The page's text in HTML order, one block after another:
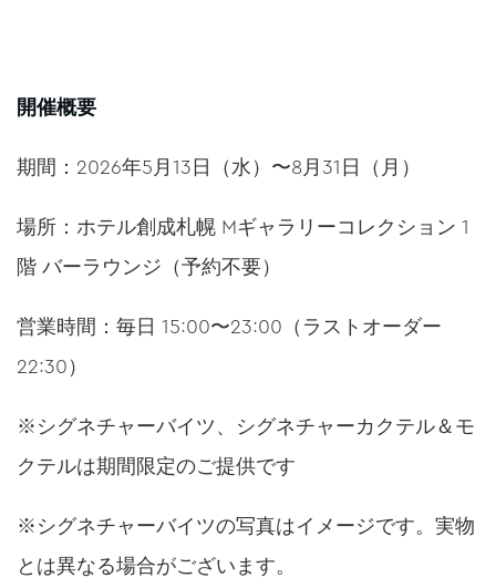
開催概要
期間：2026年5月13日（水）〜8月31日（月）
場所：ホテル創成札幌 Mギャラリーコレクション 1
階 バーラウンジ（予約不要）
営業時間：毎日 15:00〜23:00（ラストオーダー
22:30）
※シグネチャーバイツ、シグネチャーカクテル＆モ
クテルは期間限定のご提供です
※シグネチャーバイツの写真はイメージです。実物
とは異なる場合がございます。